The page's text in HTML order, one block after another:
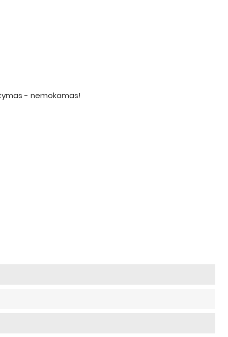
- nemokamas!